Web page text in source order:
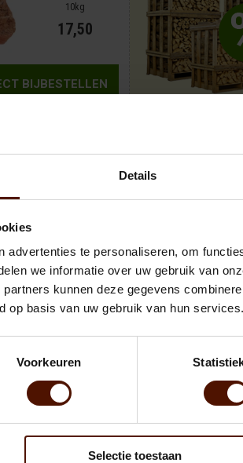
Details
advertenties te personaliseren, om
we informatie over uw gebruik van
kunnen deze gegevens
op basis van uw gebruik van hun services.
Voorkeuren
Selectie toestaan
10kg
17,50
BIJBESTELLEN
niet "spat" en zeer geschikt is voor
bevat 60 netzakken